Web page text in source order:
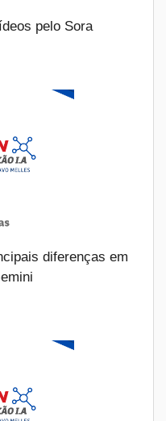
pelo Sora
diferenças em